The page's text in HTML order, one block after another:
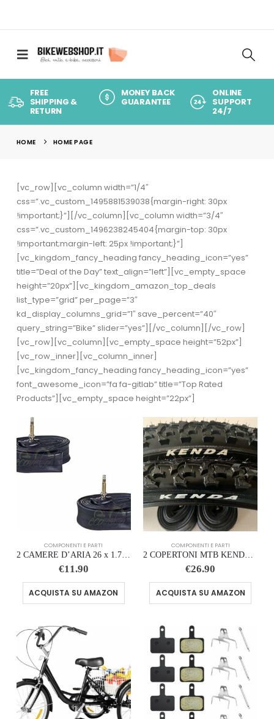
FREE
SHIPPING &
RETURN
MONEY BACK
GUARANTEE
ONLINE
SUPPORT
24/7
HOME HOME PAGE
[vc_row][vc_column width=”1/4″
css=”.vc_custom_1495881539038{margin-right: 30px
!important;}”][/vc_column][vc_column width=”3/4″
css=”.vc_custom_1496238245404{margin-top: 30px
!important;margin-left: 25px !important;}”]
[vc_kingdom_fancy_heading fancy_heading_icon=”yes”
title=”Deal of the Day” text_align=”left”][vc_empty_space
height=”20px”][vc_kingdom_amazon_top_deals
list_type=”grid” per_page=”3″
kd_display_columns_grid=”1″ save_percent=”40″
query_string=”Bike” slider=”yes”][/vc_column][/vc_row]
[vc_row][vc_column][vc_empty_space height=”52px”]
[vc_row_inner][vc_column_inner]
[vc_kingdom_fancy_heading fancy_heading_icon=”yes”
font_awesome_icon=”fa fa-gitlab” title=”Top Rated
Products”][vc_empty_space height=”22px”]
COMPONENTI E PARTI
2 CAMERE D’ARIA 26 x 1.75/1.90/2.125 CON VALVOLA REGINA ITALIA PER CITY BIKE BICI BICICLETTA MOUNTAIN BIKE MTB
€11.90
ACQUISTA SU AMAZON
COMPONENTI E PARTI
2 COPERTONI MTB KENDA 26 X 1.95 (50-559) K 831 + 2 CAMERE D’ARIA MOUNTAIN BIKE BICI MTB
€26.90
ACQUISTA SU AMAZON